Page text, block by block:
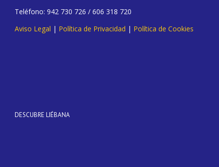
Teléfono: 942 730 726 / 606 318 720
Aviso Legal | Política de Privacidad | Política de Cookies
DESCUBRE LIÉBANA